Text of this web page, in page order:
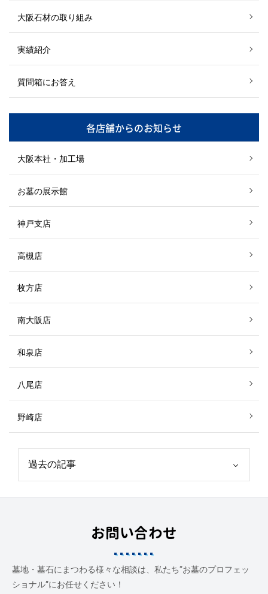
大阪石材の取り組み
実績紹介
質問箱にお答え
各店舗からのお知らせ
大阪本社・加工場
お墓の展示館
神戸支店
高槻店
枚方店
南大阪店
和泉店
八尾店
野崎店
お問い合わせ
墓地・墓石にまつわる様々な相談は、私たち“お墓のプロフェッ
ショナル”にお任せください！